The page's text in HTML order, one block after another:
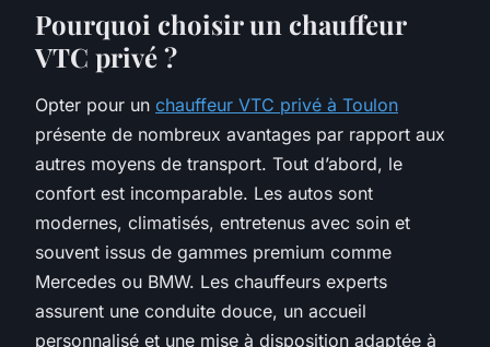
Pourquoi choisir un chauffeur
VTC privé ?
Opter pour un chauffeur VTC privé à Toulon
présente de nombreux avantages par rapport aux
autres moyens de transport. Tout d’abord, le
confort est incomparable. Les autos sont
modernes, climatisés, entretenus avec soin et
souvent issus de gammes premium comme
Mercedes ou BMW. Les chauffeurs experts
assurent une conduite douce, un accueil
personnalisé et une mise à disposition adaptée à